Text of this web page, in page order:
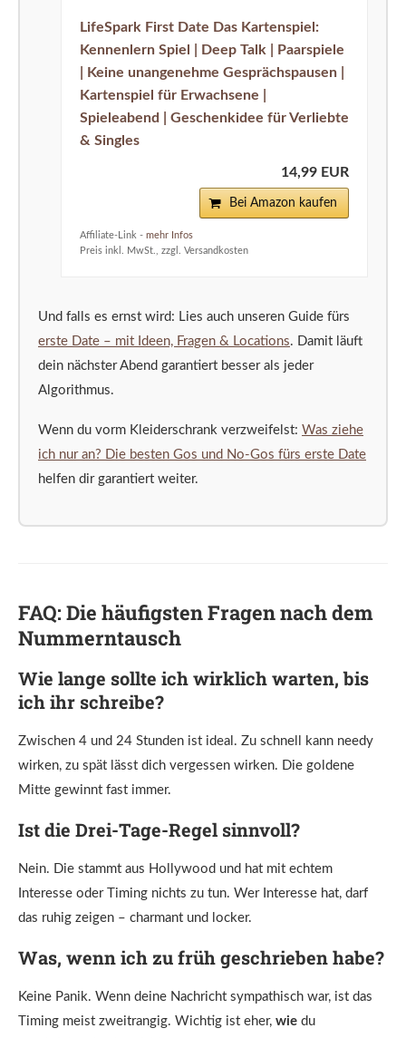
LifeSpark First Date Das Kartenspiel:
Kennenlern Spiel | Deep Talk | Paarspiele
| Keine unangenehme Gesprächspausen |
Kartenspiel für Erwachsene |
Spieleabend | Geschenkidee für Verliebte
& Singles
14,99 EUR
Bei Amazon kaufen
Affiliate-Link - mehr Infos
Preis inkl. MwSt., zzgl. Versandkosten
Und falls es ernst wird: Lies auch unseren Guide fürs
erste Date – mit Ideen, Fragen & Locations. Damit läuft
dein nächster Abend garantiert besser als jeder
Algorithmus.
Wenn du vorm Kleiderschrank verzweifelst: Was ziehe
ich nur an? Die besten Gos und No-Gos fürs erste Date
helfen dir garantiert weiter.
FAQ: Die häufigsten Fragen nach dem
Nummerntausch
Wie lange sollte ich wirklich warten, bis
ich ihr schreibe?
Zwischen 4 und 24 Stunden ist ideal. Zu schnell kann needy
wirken, zu spät lässt dich vergessen wirken. Die goldene
Mitte gewinnt fast immer.
Ist die Drei-Tage-Regel sinnvoll?
Nein. Die stammt aus Hollywood und hat mit echtem
Interesse oder Timing nichts zu tun. Wer Interesse hat, darf
das ruhig zeigen – charmant und locker.
Was, wenn ich zu früh geschrieben habe?
Keine Panik. Wenn deine Nachricht sympathisch war, ist das
Timing meist zweitrangig. Wichtig ist eher, wie du